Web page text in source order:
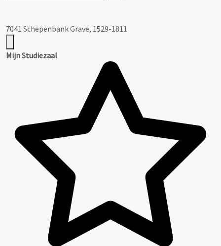
7041 Schepenbank Grave, 1529-1811
Mijn Studiezaal